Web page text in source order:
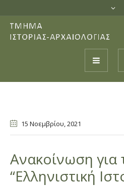
15 Νοεμβρίου, 2021
Ανακοίνωση
“Ελληνιστική